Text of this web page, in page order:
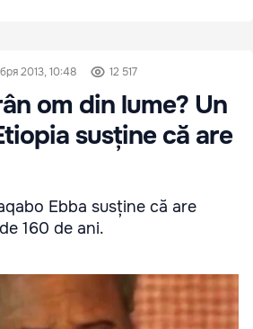
2013, 10:48 12 517
om din lume? Un
susține că are
Ebba susține că are
160 de ani.